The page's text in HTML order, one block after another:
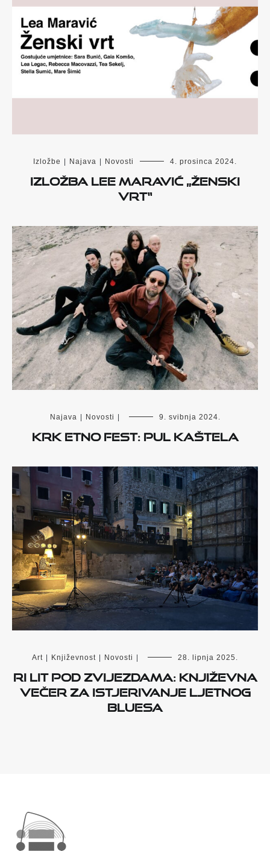
Izložbe Najava Novosti 4. prosinca 2024.
Izložba Lee Maravić „Ženski
vrt“
Najava Novosti 9. svibnja 2024.
Krk Etno Fest: Pul Kaštela
Art Književnost Novosti 28. lipnja 2025.
Ri Lit pod zvijezdama: književna
večer za istjerivanje ljetnog
bluesa